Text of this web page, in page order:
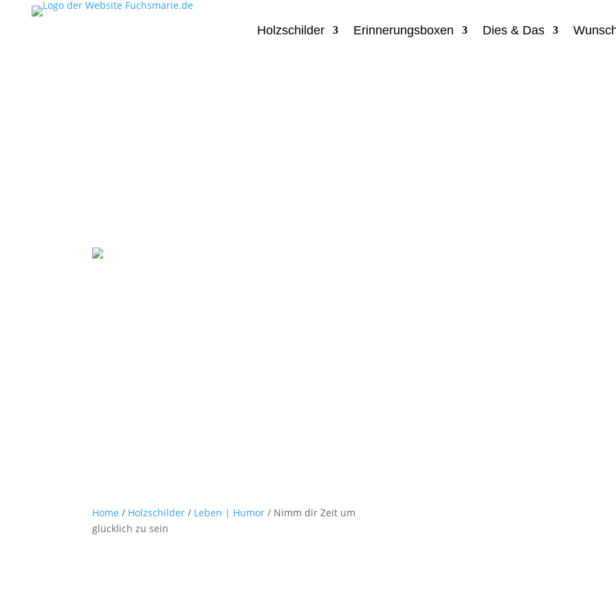
Holzschilder Erinnerungsboxen Dies & Das
Home / Holzschilder / Leben | Humor / Nimm dir Zeit um
glücklich zu sein